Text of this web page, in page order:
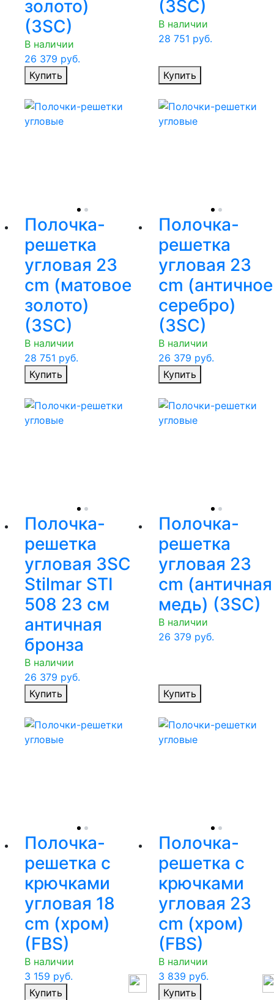
золото)
(3SC)
В наличии
26 379 руб.
Купить
(3SC)
В наличии
28 751 руб.
Купить
Полочка-
решетка
угловая 23
cm (матовое
золото)
(3SC)
В наличии
28 751 руб.
Купить
Полочка-
решетка
угловая 23
cm (античное
серебро)
(3SC)
В наличии
26 379 руб.
Купить
Полочка-
решетка
угловая 3SC
Stilmar STI
508 23 см
античная
бронза
В наличии
26 379 руб.
Купить
Полочка-
решетка
угловая 23
cm (античная
медь) (3SC)
В наличии
26 379 руб.
Купить
Полочка-
решетка с
крючками
угловая 18
cm (хром)
(FBS)
В наличии
3 159 руб.
Купить
Полочка-
решетка с
крючками
угловая 23
cm (хром)
(FBS)
В наличии
3 839 руб.
Купить